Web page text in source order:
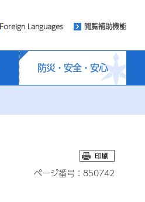
Foreign Languages 閲覧補助機能
防災・安全・安心
ページ番号：850742